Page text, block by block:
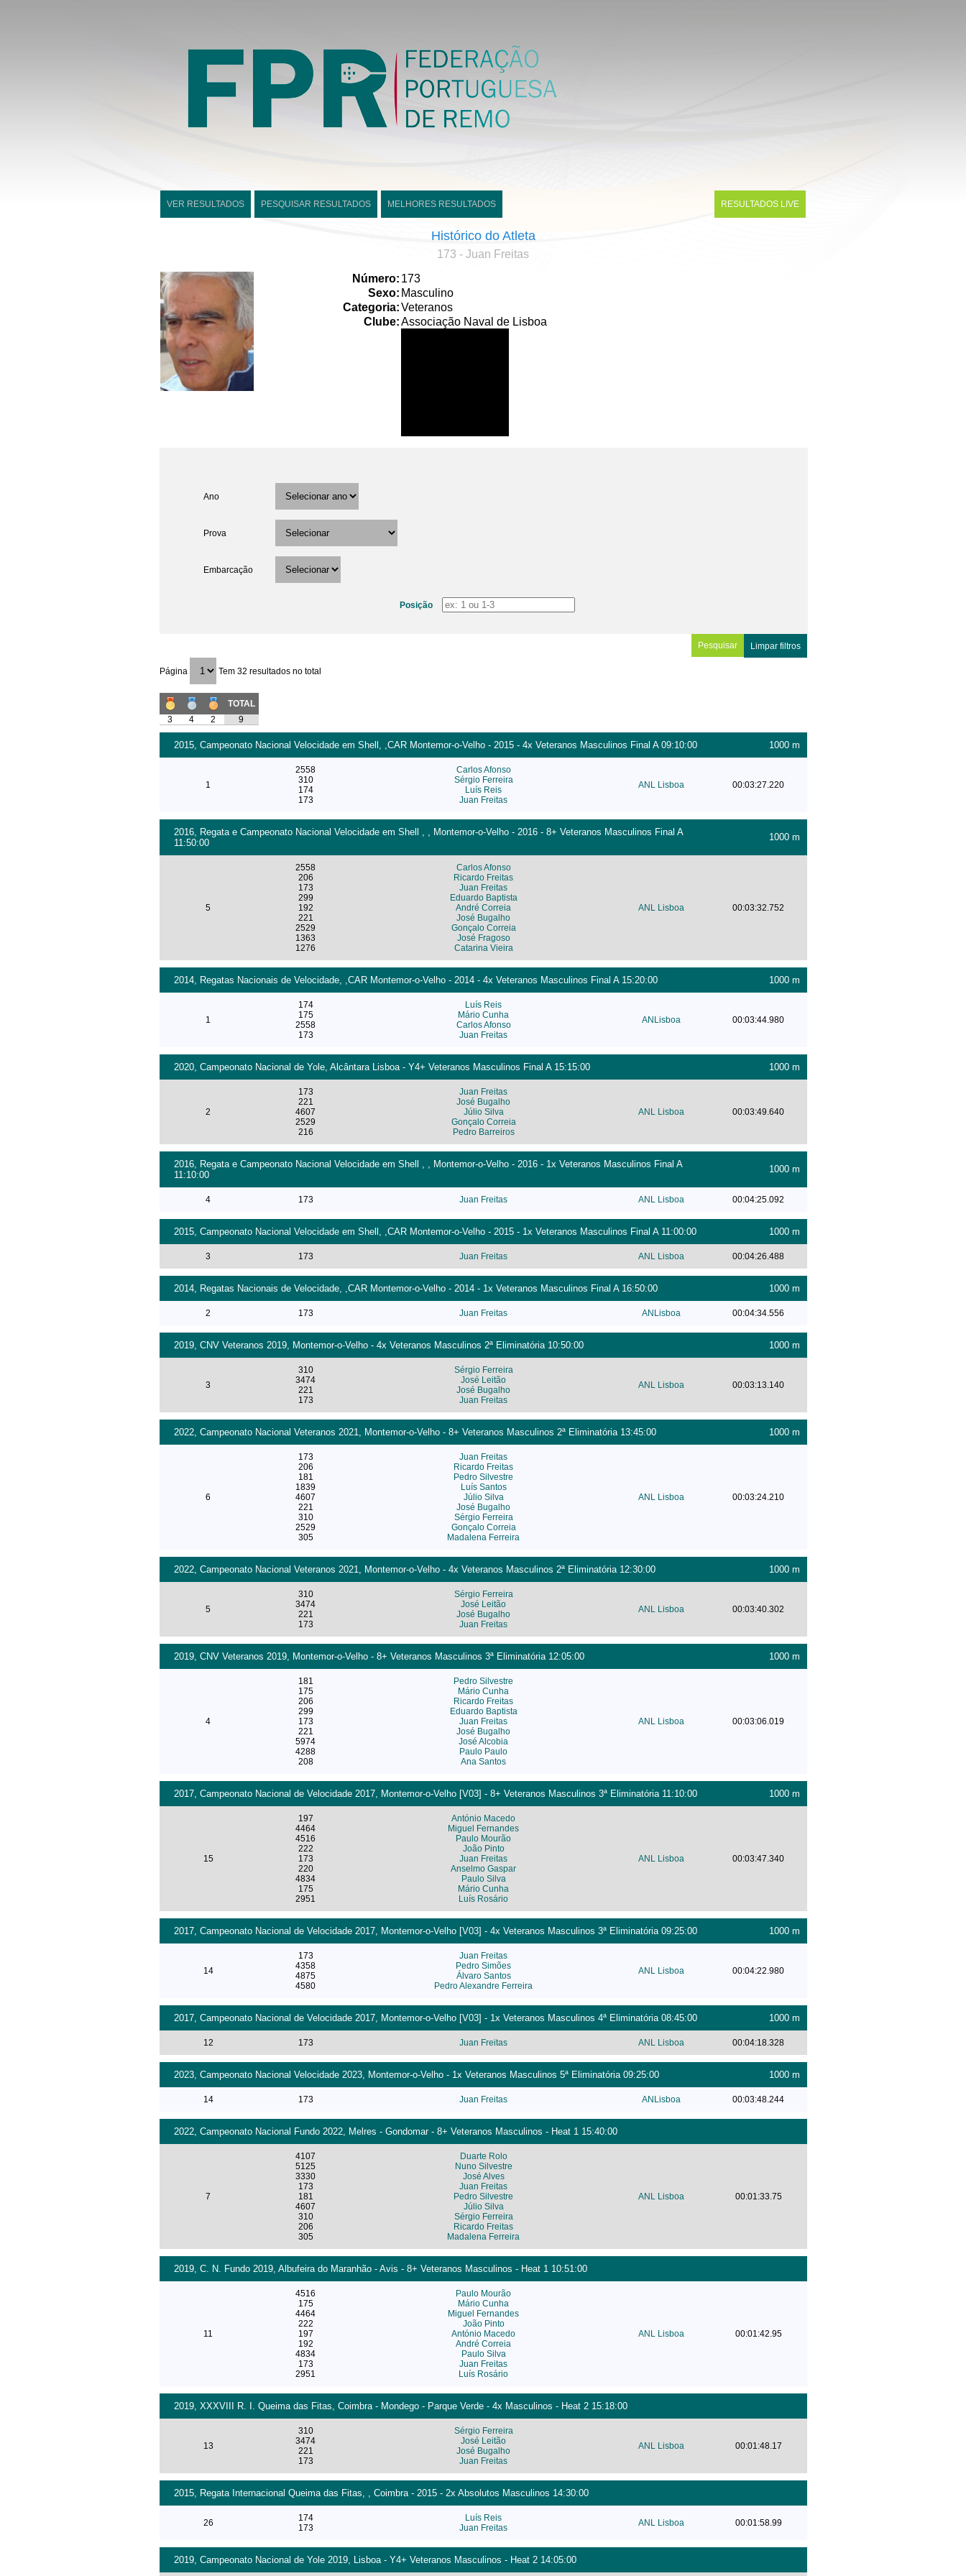
VER RESULTADOS PESQUISAR RESULTADOS MELHORES RESULTADOS RESULTADOS LIVE
Histórico do Atleta
173 - Juan Freitas
Número: 173
Sexo: Masculino
Categoria:Veteranos
Clube:Associação Naval de Lisboa
Ano
Prova
Embarcação
Posição
Limpar filtros
Página Tem 32 resultados no total
TOTAL
3
4 2 9
2015, Campeonato Nacional Velocidade em Shell, ,CAR Montemor-o-Velho - 2015 - 4x Veteranos Masculinos Final A 09:10:00 1000 m
1
2558
310
174
173
Carlos Afonso
Sérgio Ferreira
Luís Reis
Juan Freitas
ANL Lisboa 00:03:27.220
2016, Regata e Campeonato Nacional Velocidade em Shell , , Montemor-o-Velho - 2016 - 8+ Veteranos Masculinos Final A
11:50:00
1000 m
5
2558
206
173
299
192
221
2529
1363
1276
Carlos Afonso
Ricardo Freitas
Juan Freitas
Eduardo Baptista
André Correia
José Bugalho
Gonçalo Correia
José Fragoso
Catarina Vieira
ANL Lisboa 00:03:32.752
2014, Regatas Nacionais de Velocidade, ,CAR Montemor-o-Velho - 2014 - 4x Veteranos Masculinos Final A 15:20:00 1000 m
1
174
175
2558
173
Luís Reis
Mário Cunha
Carlos Afonso
Juan Freitas
ANLisboa 00:03:44.980
2020, Campeonato Nacional de Yole, Alcântara Lisboa - Y4+ Veteranos Masculinos Final A 15:15:00 1000 m
2
173
221
4607
2529
216
Juan Freitas
José Bugalho
Júlio Silva
Gonçalo Correia
Pedro Barreiros
ANL Lisboa 00:03:49.640
2016, Regata e Campeonato Nacional Velocidade em Shell , , Montemor-o-Velho - 2016 - 1x Veteranos Masculinos Final A
11:10:00
1000 m
4 173 Juan Freitas ANL Lisboa 00:04:25.092
2015, Campeonato Nacional Velocidade em Shell, ,CAR Montemor-o-Velho - 2015 - 1x Veteranos Masculinos Final A 11:00:00 1000 m
3 173 Juan Freitas ANL Lisboa 00:04:26.488
2014, Regatas Nacionais de Velocidade, ,CAR Montemor-o-Velho - 2014 - 1x Veteranos Masculinos Final A 16:50:00 1000 m
2 173 Juan Freitas ANLisboa 00:04:34.556
2019, CNV Veteranos 2019, Montemor-o-Velho - 4x Veteranos Masculinos 2ª Eliminatória 10:50:00 1000 m
3
310
3474
221
173
Sérgio Ferreira
José Leitão
José Bugalho
Juan Freitas
ANL Lisboa 00:03:13.140
2022, Campeonato Nacional Veteranos 2021, Montemor-o-Velho - 8+ Veteranos Masculinos 2ª Eliminatória 13:45:00 1000 m
6
173
206
181
1839
4607
221
310
2529
305
Juan Freitas
Ricardo Freitas
Pedro Silvestre
Luís Santos
Júlio Silva
José Bugalho
Sérgio Ferreira
Gonçalo Correia
Madalena Ferreira
ANL Lisboa 00:03:24.210
2022, Campeonato Nacional Veteranos 2021, Montemor-o-Velho - 4x Veteranos Masculinos 2ª Eliminatória 12:30:00 1000 m
5
310
3474
221
173
Sérgio Ferreira
José Leitão
José Bugalho
Juan Freitas
ANL Lisboa 00:03:40.302
2019, CNV Veteranos 2019, Montemor-o-Velho - 8+ Veteranos Masculinos 3ª Eliminatória 12:05:00 1000 m
4
181
175
206
299
173
221
5974
4288
208
Pedro Silvestre
Mário Cunha
Ricardo Freitas
Eduardo Baptista
Juan Freitas
José Bugalho
José Alcobia
Paulo Paulo
Ana Santos
ANL Lisboa 00:03:06.019
2017, Campeonato Nacional de Velocidade 2017, Montemor-o-Velho [V03] - 8+ Veteranos Masculinos 3ª Eliminatória 11:10:00 1000 m
15
197
4464
4516
222
173
220
4834
175
2951
António Macedo
Miguel Fernandes
Paulo Mourão
João Pinto
Juan Freitas
Anselmo Gaspar
Paulo Silva
Mário Cunha
Luís Rosário
ANL Lisboa 00:03:47.340
2017, Campeonato Nacional de Velocidade 2017, Montemor-o-Velho [V03] - 4x Veteranos Masculinos 3ª Eliminatória 09:25:00 1000 m
14
173
4358
4875
4580
Juan Freitas
Pedro Simões
Álvaro Santos
Pedro Alexandre Ferreira
ANL Lisboa 00:04:22.980
2017, Campeonato Nacional de Velocidade 2017, Montemor-o-Velho [V03] - 1x Veteranos Masculinos 4ª Eliminatória 08:45:00 1000 m
12 173 Juan Freitas ANL Lisboa 00:04:18.328
2023, Campeonato Nacional Velocidade 2023, Montemor-o-Velho - 1x Veteranos Masculinos 5ª Eliminatória 09:25:00 1000 m
14 173 Juan Freitas ANLisboa 00:03:48.244
2022, Campeonato Nacional Fundo 2022, Melres - Gondomar - 8+ Veteranos Masculinos - Heat 1 15:40:00
7
4107
5125
3330
173
181
4607
310
206
305
Duarte Rolo
Nuno Silvestre
José Alves
Juan Freitas
Pedro Silvestre
Júlio Silva
Sérgio Ferreira
Ricardo Freitas
Madalena Ferreira
ANL Lisboa 00:01:33.75
2019, C. N. Fundo 2019, Albufeira do Maranhão - Avis - 8+ Veteranos Masculinos - Heat 1 10:51:00
11
4516
175
4464
222
197
192
4834
173
2951
Paulo Mourão
Mário Cunha
Miguel Fernandes
João Pinto
António Macedo
André Correia
Paulo Silva
Juan Freitas
Luís Rosário
ANL Lisboa 00:01:42.95
2019, XXXVIII R. I. Queima das Fitas, Coimbra - Mondego - Parque Verde - 4x Masculinos - Heat 2 15:18:00
13
310
3474
221
173
Sérgio Ferreira
José Leitão
José Bugalho
Juan Freitas
ANL Lisboa 00:01:48.17
2015, Regata Internacional Queima das Fitas, , Coimbra - 2015 - 2x Absolutos Masculinos 14:30:00
26
174
173
Luís Reis
Juan Freitas
ANL Lisboa 00:01:58.99
2019, Campeonato Nacional de Yole 2019, Lisboa - Y4+ Veteranos Masculinos - Heat 2 14:05:00